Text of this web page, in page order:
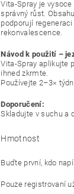
Vita-Spray je
správný růst.
podporují
rekonvalescence.
Návod k použití –
Vita-Spray aplikujte
ihned zkrmte.
Používejte 2–3×
Doporučení:
Skladujte v suchu a
Hmotnost
Buďte první, kdo
Pouze registrovaní